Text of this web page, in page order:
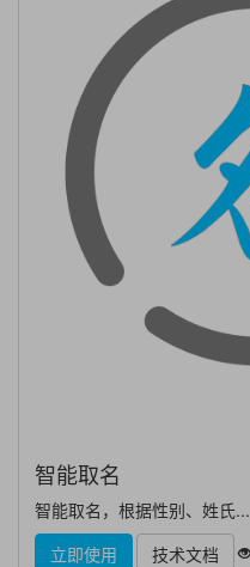
智能取名
智能取名，根据性别、姓氏...
立即使用
技术文档